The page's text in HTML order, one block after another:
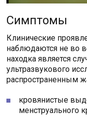
Симптомы
Клинические
наблюдаются не во
находка является
ультразвукового
распространенным
кровянистые
менструального